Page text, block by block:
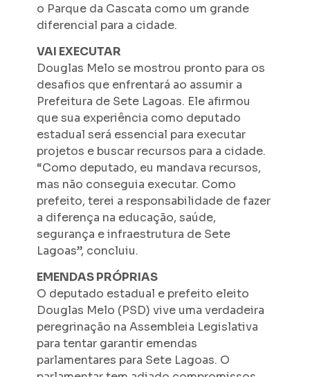
o Parque da Cascata como um grande
diferencial para a cidade.
VAI EXECUTAR
Douglas Melo se mostrou pronto para os
desafios que enfrentará ao assumir a
Prefeitura de Sete Lagoas. Ele afirmou
que sua experiência como deputado
estadual será essencial para executar
projetos e buscar recursos para a cidade.
“Como deputado, eu mandava recursos,
mas não conseguia executar. Como
prefeito, terei a responsabilidade de fazer
a diferença na educação, saúde,
segurança e infraestrutura de Sete
Lagoas”, concluiu.
EMENDAS PRÓPRIAS
O deputado estadual e prefeito eleito
Douglas Melo (PSD) vive uma verdadeira
peregrinação na Assembleia Legislativa
para tentar garantir emendas
parlamentares para Sete Lagoas. O